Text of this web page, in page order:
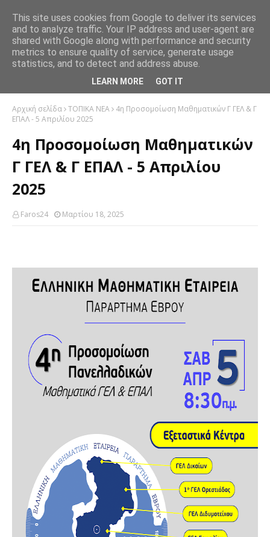
Αρχική σελίδα ΤΟΠΙΚΑ ΝΕΑ
4η Προσομοίωση Μαθηματικών Γ ΓΕΛ & Γ
ΕΠΑΛ - 5 Απριλίου 2025
4η Προσομοίωση Μαθηματικών
Γ ΓΕΛ & Γ ΕΠΑΛ - 5 Απριλίου
2025
Faros24 Μαρτίου 18, 2025
This site uses cookies from Google to deliver its services
and to analyze traffic. Your IP address and user-agent are
shared with Google along with performance and security
metrics to ensure quality of service, generate usage
statistics, and to detect and address abuse.
LEARN MORE GOT IT